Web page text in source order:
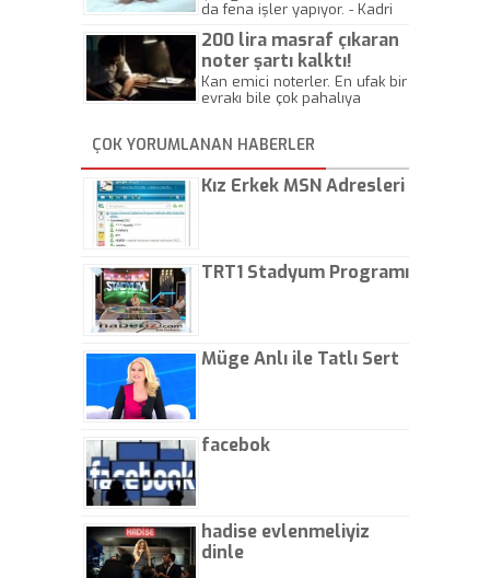
da fena işler yapıyor. - Kadri
200 lira masraf çıkaran
noter şartı kalktı!
Kan emici noterler. En ufak bir
evrakı bile çok pahalıya
kaptırıyorsunuz. - Kayhan
Gezenti
ÇOK YORUMLANAN HABERLER
Kız Erkek MSN Adresleri
TRT1 Stadyum Programı
Müge Anlı ile Tatlı Sert
facebok
hadise evlenmeliyiz
dinle